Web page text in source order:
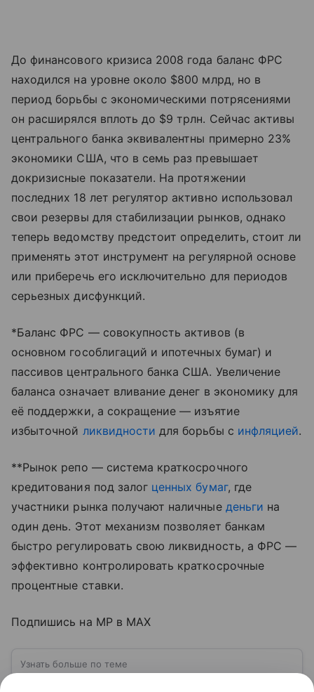
До финансового кризиса 2008 года баланс ФРС
находился на уровне около $800 млрд, но в
период борьбы с экономическими потрясениями
он расширялся вплоть до $9 трлн. Сейчас активы
центрального банка эквивалентны примерно 23%
экономики США, что в семь раз превышает
докризисные показатели. На протяжении
последних 18 лет регулятор активно использовал
свои резервы для стабилизации рынков, однако
теперь ведомству предстоит определить, стоит ли
применять этот инструмент на регулярной основе
или приберечь его исключительно для периодов
серьезных дисфункций.
*Баланс ФРС — совокупность активов (в
основном гособлигаций и ипотечных бумаг) и
пассивов центрального банка США. Увеличение
баланса означает вливание денег в экономику для
её поддержки, а сокращение — изъятие
избыточной ликвидности для борьбы с инфляцией.
**Рынок репо — система краткосрочного
кредитования под залог ценных бумаг, где
участники рынка получают наличные деньги на
один день. Этот механизм позволяет банкам
быстро регулировать свою ликвидность, а ФРС —
эффективно контролировать краткосрочные
процентные ставки.
Подпишись на MP в MAX
Узнать больше по теме